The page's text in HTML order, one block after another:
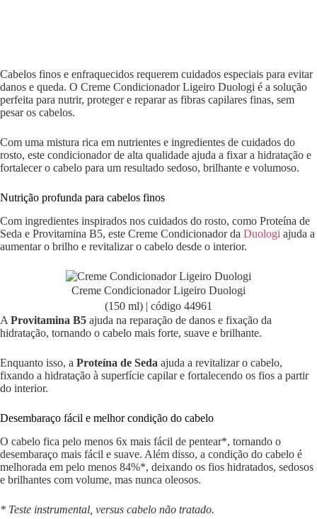
Cabelos finos e enfraquecidos requerem cuidados especiais para evitar
danos e queda. O Creme Condicionador Ligeiro Duologi é a solução
perfeita para nutrir, proteger e reparar as fibras capilares finas, sem
pesar os cabelos.
Com uma mistura rica em nutrientes e ingredientes de cuidados do
rosto, este condicionador de alta qualidade ajuda a fixar a hidratação e
fortalecer o cabelo para um resultado sedoso, brilhante e volumoso.
Nutrição profunda para cabelos finos
Com ingredientes inspirados nos cuidados do rosto, como Proteína de
Seda e Provitamina B5, este Creme Condicionador da Duologi ajuda a
aumentar o brilho e revitalizar o cabelo desde o interior.
Creme Condicionador Ligeiro Duologi
(150 ml) | código 44961
A Provitamina B5 ajuda na reparação de danos e fixação da
hidratação, tornando o cabelo mais forte, suave e brilhante.
Enquanto isso, a Proteína de Seda ajuda a revitalizar o cabelo,
fixando a hidratação à superfície capilar e fortalecendo os fios a partir
do interior.
Desembaraço fácil e melhor condição do cabelo
O cabelo fica pelo menos 6x mais fácil de pentear*, tornando o
desembaraço mais fácil e suave. Além disso, a condição do cabelo é
melhorada em pelo menos 84%*, deixando os fios hidratados, sedosos
e brilhantes com volume, mas nunca oleosos.
* Teste instrumental, versus cabelo não tratado.